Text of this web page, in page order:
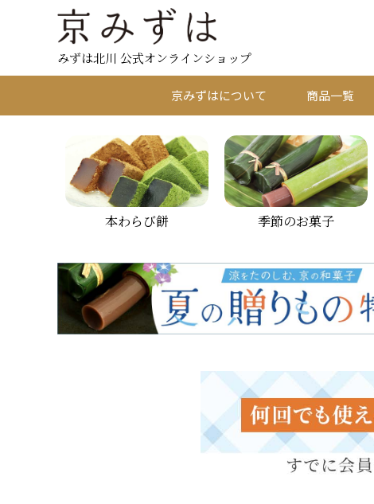
みずは北川 公式オンラインショップ
京みずはについて 商品一覧
本わらび餅 季節のお菓子